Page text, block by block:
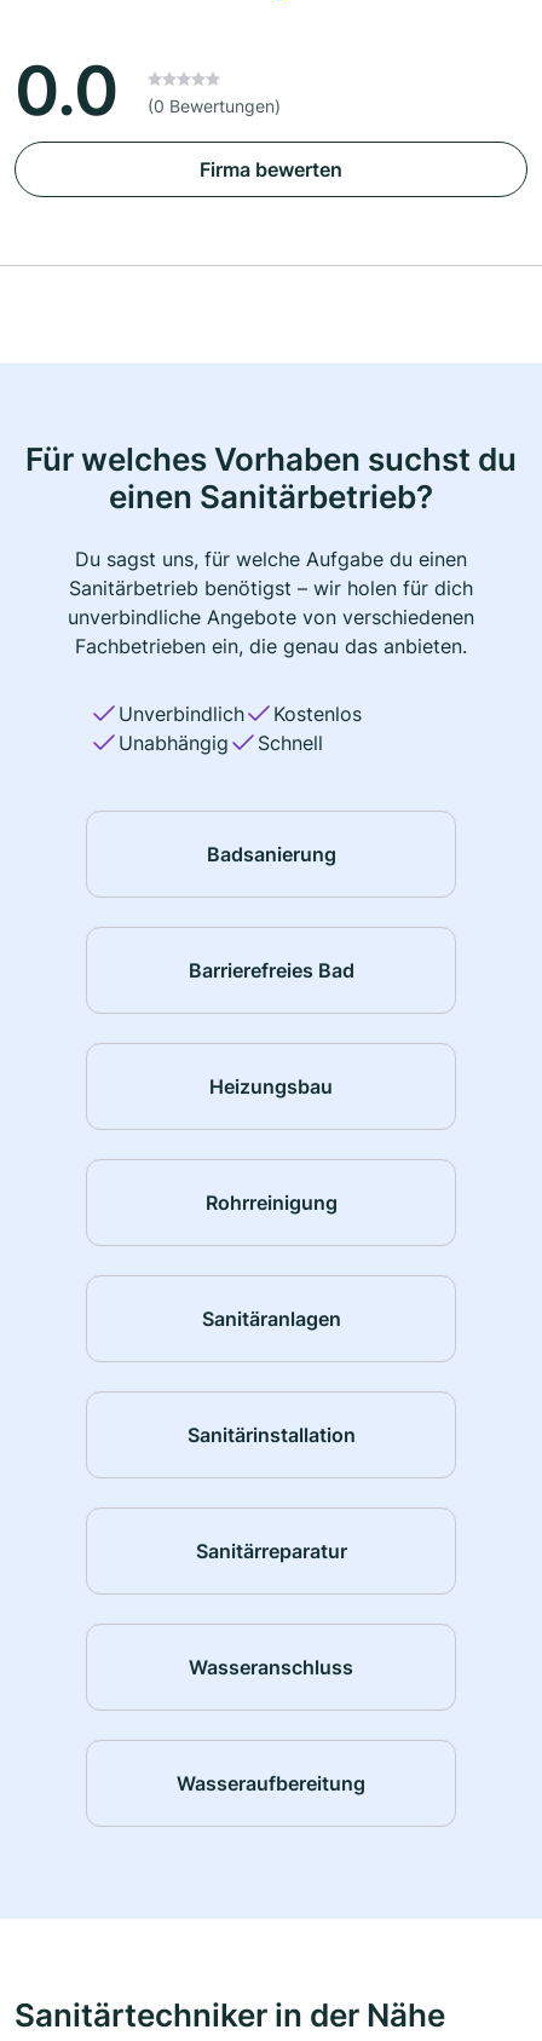
0.0 (0 Bewertungen)
Firma bewerten
Für welches Vorhaben suchst du
einen Sanitärbetrieb?
Du sagst uns, für welche Aufgabe du einen
Sanitärbetrieb benötigst – wir holen für dich
unverbindliche Angebote von verschiedenen
Fachbetrieben ein, die genau das anbieten.
Unverbindlich
Kostenlos
Unabhängig
Schnell
Badsanierung
Barrierefreies Bad
Heizungsbau
Rohrreinigung
Sanitäranlagen
Sanitärinstallation
Sanitärreparatur
Wasseranschluss
Wasseraufbereitung
Sanitärtechniker in der Nähe